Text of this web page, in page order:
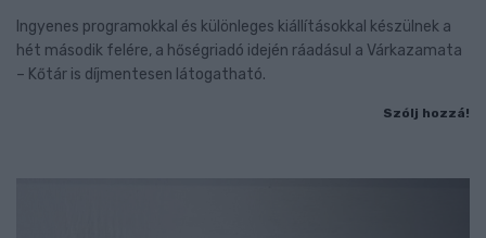
Ingyenes programokkal és különleges kiállításokkal készülnek a
hét második felére, a hőségriadó idején ráadásul a Várkazamata
– Kőtár is díjmentesen látogatható.
Szólj hozzá!